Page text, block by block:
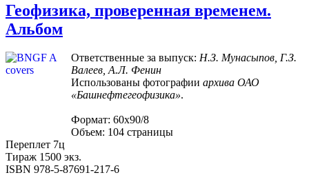
Геофизика, проверенная временем.
Альбом
Ответственные за выпуск: Н.З. Мунасыпов, Г.З.
Валеев, А.Л. Фенин
Использованы фотографии архива ОАО
«Башнефтегеофизика».
Формат: 60х90/8
Объем: 104 страницы
Переплет 7ц
Тираж 1500 экз.
ISBN 978-5-87691-217-6